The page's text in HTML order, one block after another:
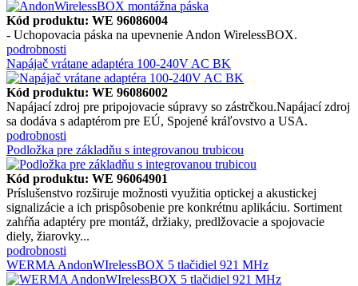
Kód produktu: WE 96086004
- Uchopovacia páska na upevnenie Andon WirelessBOX.
podrobnosti
Napájač vrátane adaptéra 100-240V AC BK
Kód produktu: WE 96086002
Napájací zdroj pre pripojovacie súpravy so zástrčkou.Napájací zdroj
sa dodáva s adaptérom pre EÚ, Spojené kráľovstvo a USA.
podrobnosti
Podložka pre základňu s integrovanou trubicou
Kód produktu: WE 96064901
Príslušenstvo rozširuje možnosti využitia optickej a akustickej
signalizácie a ich prispôsobenie pre konkrétnu aplikáciu. Sortiment
zahŕňa adaptéry pre montáž, držiaky, predlžovacie a spojovacie
diely, žiarovky...
podrobnosti
WERMA AndonWIrelessBOX 5 tlačidiel 921 MHz